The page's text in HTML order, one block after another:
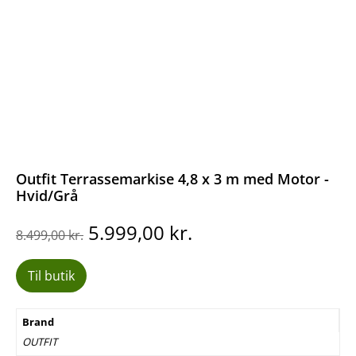
Outfit Terrassemarkise 4,8 x 3 m med Motor -
Hvid/Grå
8.499,00kr. Den
oprindelige
5.999,00 kr.
Til butik
Brand
OUTFIT